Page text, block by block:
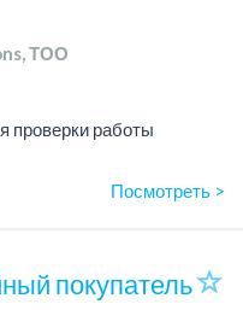
ТОО
проверки работы
Грамотная
Посмотреть >
покупатель